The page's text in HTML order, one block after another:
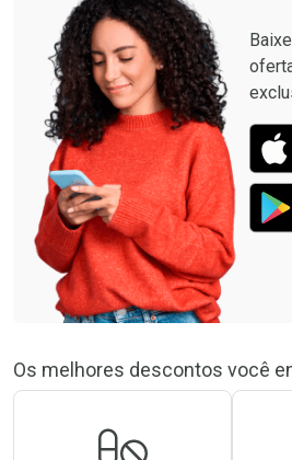
Os melhores descontos você